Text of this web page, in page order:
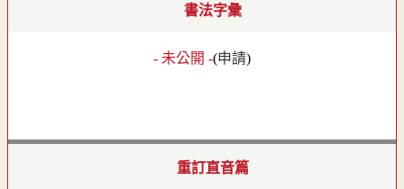
書法字彙
- 未公開 -(申請)
重訂直音篇